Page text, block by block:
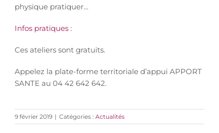
physique pratiquer…
Infos pratiques :
Ces ateliers sont gratuits.
Appelez la plate-forme territoriale d’appui APPORT
SANTE au 04 42 642 642.
9 février 2019 | Catégories : Actualités